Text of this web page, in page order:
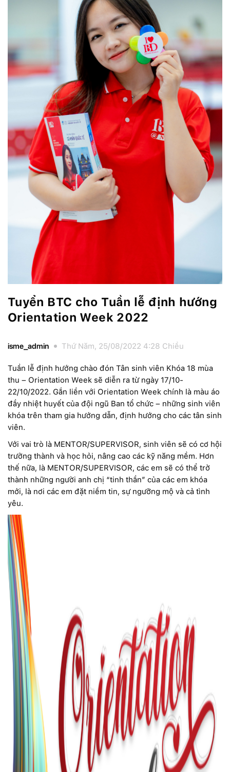
Tuyển BTC cho Tuần lễ định hướng
Orientation Week 2022
isme_admin Thứ Năm, 25/08/2022 4:28 Chiều
Tuần lễ định hướng chào đón Tân sinh viên Khóa 18 mùa
thu – Orientation Week sẽ diễn ra từ ngày 17/10-
22/10/2022. Gắn liền với Orientation Week chính là màu áo
đầy nhiệt huyết của đội ngũ Ban tổ chức – những sinh viên
khóa trên tham gia hướng dẫn, định hướng cho các tân sinh
viên.
Với vai trò là MENTOR/SUPERVISOR, sinh viên sẽ có cơ hội
trưởng thành và học hỏi, nâng cao các kỹ năng mềm. Hơn
thế nữa, là MENTOR/SUPERVISOR, các em sẽ có thể trở
thành những người anh chị “tinh thần” của các em khóa
mới, là nơi các em đặt niềm tin, sự ngưỡng mộ và cả tình
yêu.